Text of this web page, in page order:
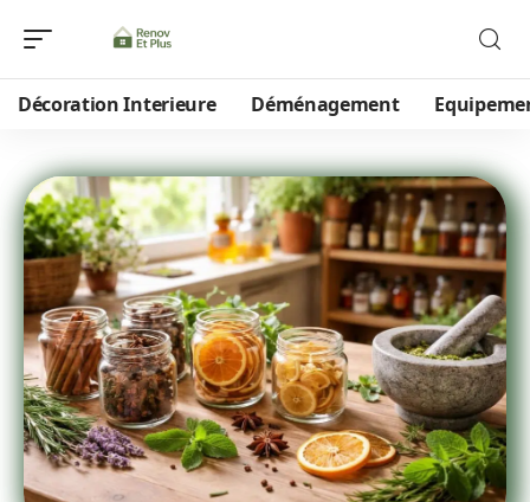
Décoration Interieure Déménagement